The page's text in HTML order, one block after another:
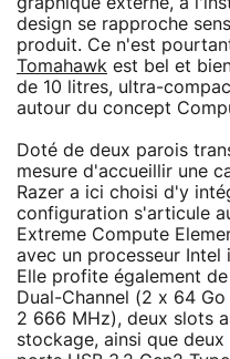
design se rapproche
produit. Ce n'est
Tomahawk est bel et
de 10 litres, ultra-
autour du concept
Doté de deux parois
mesure d'accueillir une
Razer a ici choisi d'y
configuration s'articule
Extreme Compute
avec un processeur
Elle profite également
Dual-Channel (2 x 64
2 666 MHz), deux slots
stockage, ainsi que